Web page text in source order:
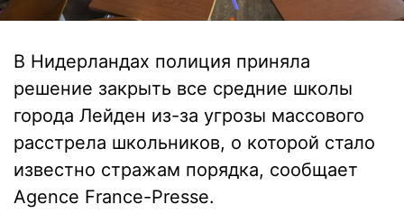
В Нидерландах полиция приняла
решение закрыть все средние школы
города Лейден из-за угрозы массового
расстрела школьников, о которой стало
известно стражам порядка, сообщает
Agence France-Presse.